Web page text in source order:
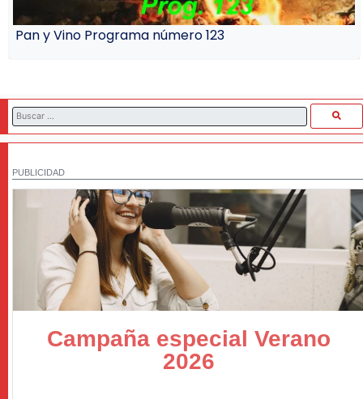
Pan y Vino Programa número 123
PUBLICIDAD
Campaña especial Verano
2026